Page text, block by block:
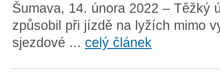
Šumava, 14. února 2022 – Těžký
způsobil při jízdě na lyžích mimo
sjezdové ... celý článek